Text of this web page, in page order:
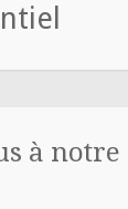
à notre